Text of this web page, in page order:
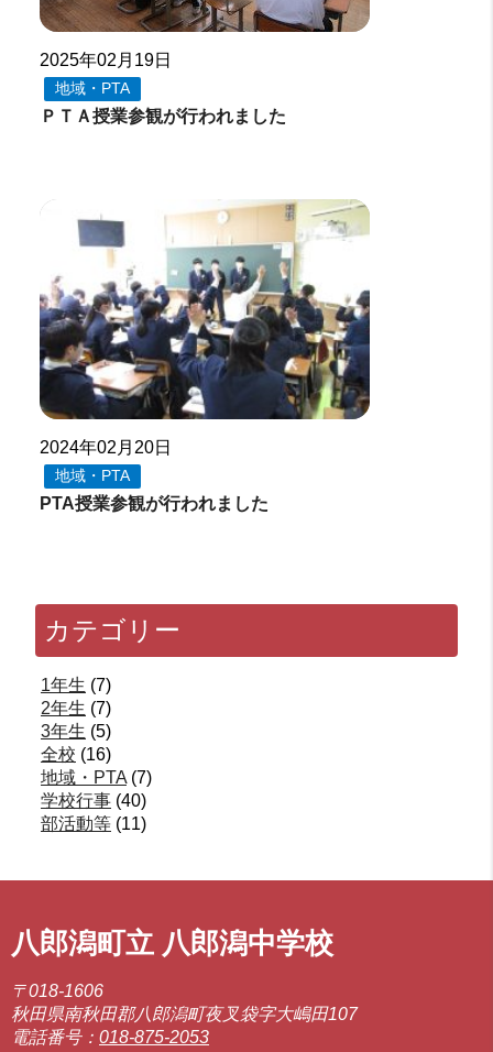
2025年02月19日
地域・PTA
ＰＴＡ授業参観が行われました
2024年02月20日
地域・PTA
PTA授業参観が行われました
カテゴリー
1年生 (7)
2年生 (7)
3年生 (5)
全校 (16)
地域・PTA (7)
学校行事 (40)
部活動等 (11)
八郎潟町立 八郎潟中学校
〒018-1606
秋田県南秋田郡八郎潟町夜叉袋字大嶋田107
電話番号： 018-875-2053